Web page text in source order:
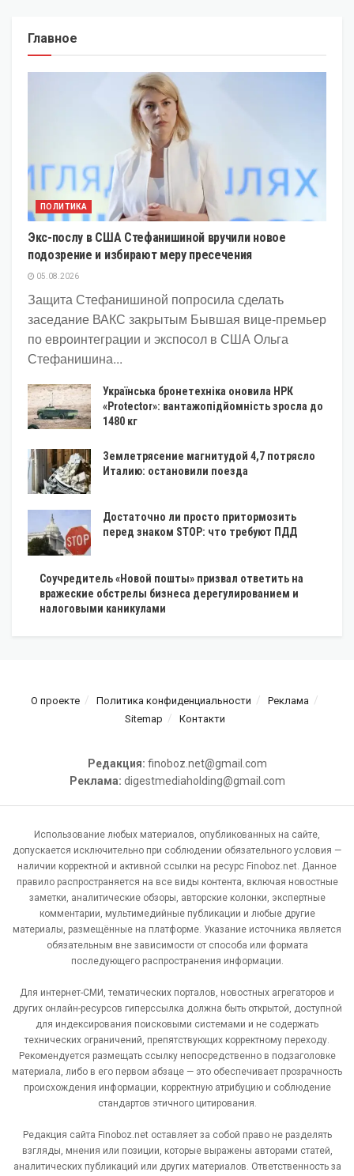
Главное
ПОЛИТИКА
Экс-послу в США Стефанишиной вручили новое
подозрение и избирают меру пресечения
05.08.2026
Защита Стефанишиной попросила сделать
заседание ВАКС закрытым Бывшая вице-премьер
по евроинтеграции и экспосол в США Ольга
Стефанишина...
Українська бронетехніка оновила НРК
«Protector»: вантажопідйомність зросла до
1480 кг
Землетрясение магнитудой 4,7 потрясло
Италию: остановили поезда
Достаточно ли просто притормозить
перед знаком STOP: что требуют ПДД
Соучредитель «Новой пошты» призвал ответить на
вражеские обстрелы бизнеса дерегулированием и
налоговыми каникулами
О проекте Политика конфиденциальности
Реклама
Sitemap
Контакти
Редакция: finoboz.net@gmail.com
Реклама: digestmediaholding@gmail.com
Использование любых материалов, опубликованных на сайте,
допускается исключительно при соблюдении обязательного условия —
наличии корректной и активной ссылки на ресурс Finoboz.net. Данное
правило распространяется на все виды контента, включая новостные
заметки, аналитические обзоры, авторские колонки, экспертные
комментарии, мультимедийные публикации и любые другие
материалы, размещённые на платформе. Указание источника является
обязательным вне зависимости от способа или формата
последующего распространения информации.
Для интернет-СМИ, тематических порталов, новостных агрегаторов и
других онлайн-ресурсов гиперссылка должна быть открытой, доступной
для индексирования поисковыми системами и не содержать
технических ограничений, препятствующих корректному переходу.
Рекомендуется размещать ссылку непосредственно в подзаголовке
материала, либо в его первом абзаце — это обеспечивает прозрачность
происхождения информации, корректную атрибуцию и соблюдение
стандартов этичного цитирования.
Редакция сайта Finoboz.net оставляет за собой право не разделять
взгляды, мнения или позиции, которые выражены авторами статей,
аналитических публикаций или других материалов. Ответственность за